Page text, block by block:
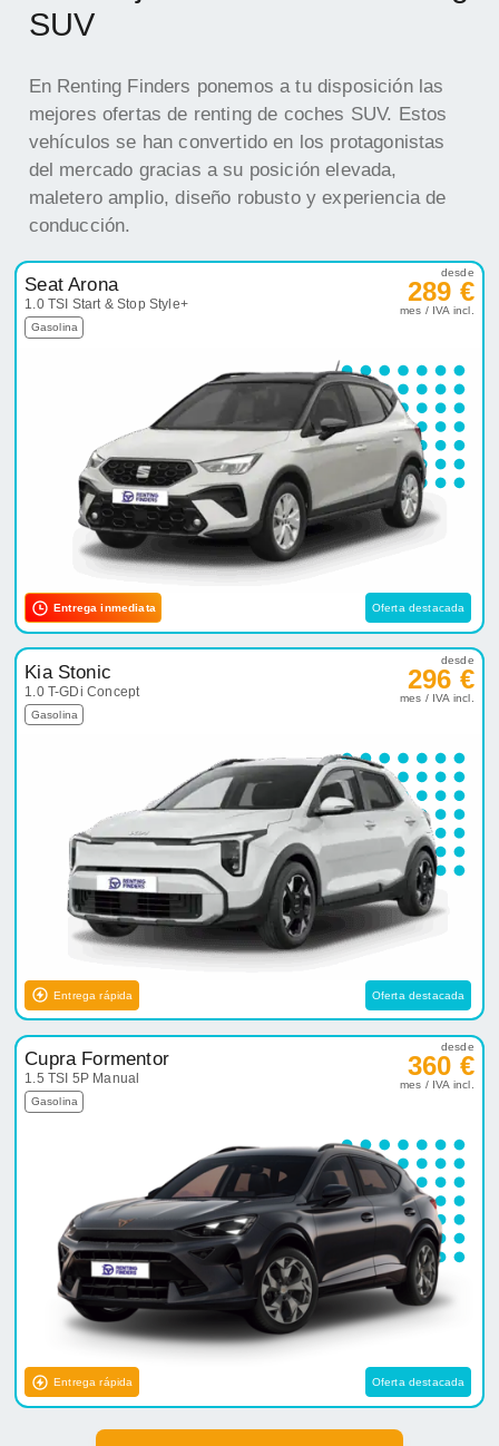
SUV
En Renting Finders ponemos a tu disposición las
mejores ofertas de renting de coches SUV. Estos
vehículos se han convertido en los protagonistas
del mercado gracias a su posición elevada,
maletero amplio, diseño robusto y experiencia de
conducción.
Seat Arona
1.0 TSI Start & Stop Style+
Gasolina
desde
289 €
mes / IVA incl.
Entrega inmediata Oferta destacada
Kia Stonic
1.0 T-GDi Concept
Gasolina
desde
296 €
mes / IVA incl.
Entrega rápida Oferta destacada
Cupra Formentor
1.5 TSI 5P Manual
Gasolina
desde
360 €
mes / IVA incl.
Entrega rápida Oferta destacada